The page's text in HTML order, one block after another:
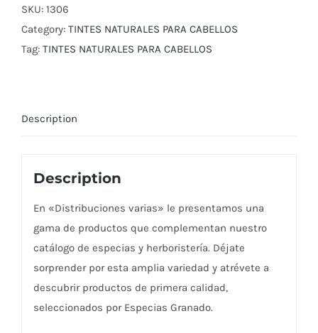
SKU: 1306
Category: TINTES NATURALES PARA CABELLOS
Tag: TINTES NATURALES PARA CABELLOS
Description
Description
En «Distribuciones varias» le presentamos una
gama de productos que complementan nuestro
catálogo de especias y herboristería. Déjate
sorprender por esta amplia variedad y atrévete a
descubrir productos de primera calidad,
seleccionados por Especias Granado.